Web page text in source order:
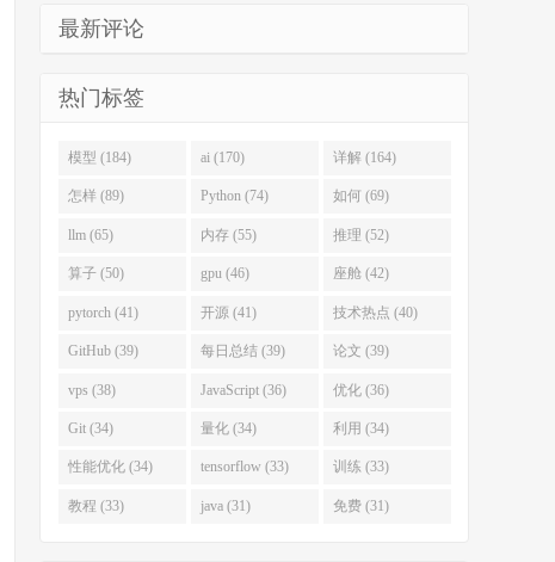
最新评论
热门标签
模型 (184) ai (170) 详解 (164)
怎样 (89) Python (74) 如何 (69)
llm (65) 内存 (55) 推理 (52)
算子 (50) gpu (46) 座舱 (42)
pytorch (41) 开源 (41) 技术热点 (40)
GitHub (39) 每日总结 (39) 论文 (39)
vps (38) JavaScript (36) 优化 (36)
Git (34) 量化 (34) 利用 (34)
性能优化 (34) tensorflow (33) 训练 (33)
教程 (33) java (31) 免费 (31)